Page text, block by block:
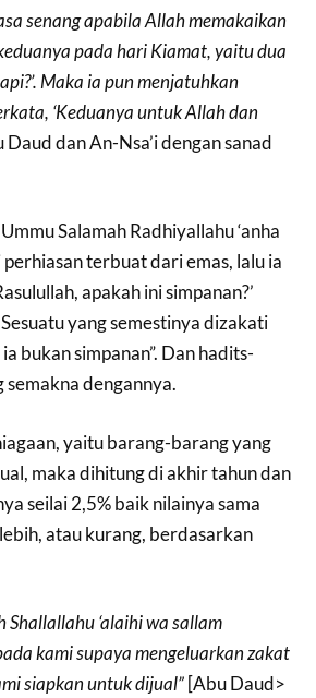
senang apabila Allah memakaikan
pada hari Kiamat, yaitu dua
Maka ia pun menjatuhkan
‘Keduanya untuk Allah dan
Daud dan An-Nsa’i dengan sanad
Salamah Radhiyallahu ‘anha
terbuat dari emas, lalu ia
apakah ini simpanan?’
yang semestinya dizakati
bukan simpanan”. Dan hadits-
semakna dengannya.
yaitu barang-barang yang
maka dihitung di akhir tahun dan
seilai 2,5% baik nilainya sama
atau kurang, berdasarkan
Shallallahu ‘alaihi wa sallam
kami supaya mengeluarkan zakat
siapkan untuk dijual” [Abu Daud>